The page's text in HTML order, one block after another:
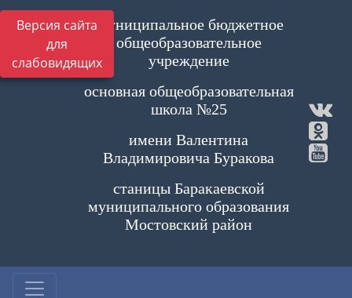
Версия сайта
для
слабовидящих
Муниципальное бюджетное
общеобразовательное
учреждение
основная общеобразовательная
школа №25
имени Валентина
Владимировича Буракова
станицы Баракаевской
муниципального образования
Мостовский район